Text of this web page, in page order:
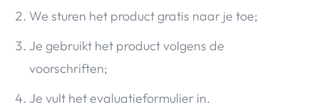
We sturen het product gratis naar je toe;
Je gebruikt het product volgens de
voorschriften;
Je vult het evaluatieformulier in.